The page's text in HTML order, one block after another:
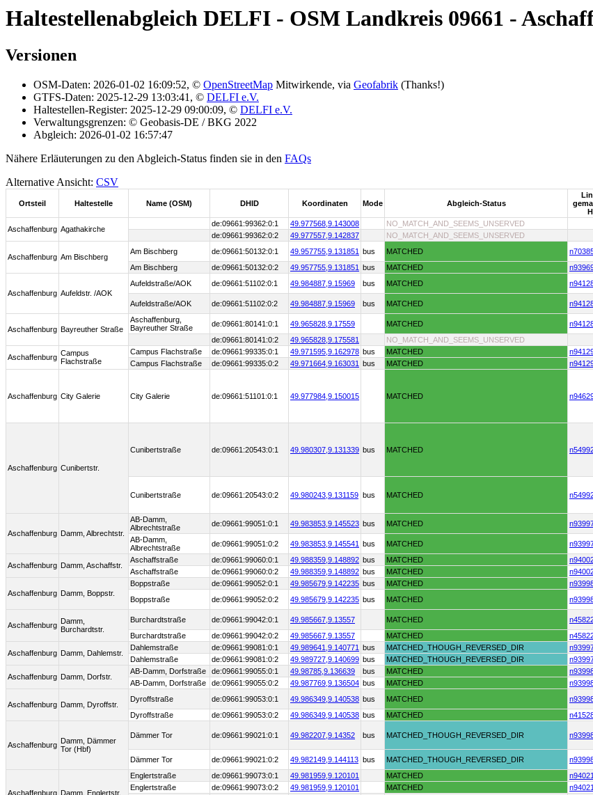
Haltestellenabgleich DELFI - OSM Landkreis 09661 -
Versionen
OSM-Daten: 2026-01-02 16:09:52, © OpenStreetMap Mitwirkende, via Geofabrik (Thanks!)
GTFS-Daten: 2025-12-29 13:03:41, © DELFI e.V.
Haltestellen-Register: 2025-12-29 09:00:09, © DELFI e.V.
Verwaltungsgrenzen: © Geobasis-DE / BKG 2022
Abgleich: 2026-01-02 16:57:47
Nähere Erläuterungen zu den Abgleich-Status finden sie in den FAQs
Alternative Ansicht: CSV
Ortsteil Haltestelle Name (OSM) DHID Koordinaten Mode Abgleich-Status
Aschaffenburg Agathakirche
de:09661:99362:0:1 49.977568, 9.143008
NO_MATCH_AND_SEEMS_UNSERVED
de:09661:99362:0:2
49.977557, 9.142837 NO_MATCH_AND_SEEMS_UNSERVED
Aschaffenburg Am Bischberg
Am Bischberg de:09661:50132:0:1 49.957755, 9.131851 bus MATCHED
Am Bischberg
de:09661:50132:0:2 49.957755, 9.131851 bus MATCHED
Aschaffenburg Aufeldstr. /AOK
Aufeldstraße/AOK de:09661:51102:0:1 49.984887, 9.15969 bus MATCHED
Aufeldstraße/AOK de:09661:51102:0:2 49.984887, 9.15969 bus MATCHED
Aschaffenburg Bayreuther Straße
Aschaffenburg,
Bayreuther Straße
de:09661:80141:0:1 49.965828, 9.17559 MATCHED
de:09661:80141:0:2
49.965828, 9.175581 NO_MATCH_AND_SEEMS_UNSERVED
Aschaffenburg Campus
Flachstraße
Campus Flachstraße de:09661:99335:0:1 49.971595, 9.162978 bus MATCHED
Campus Flachstraße
de:09661:99335:0:2 49.971664, 9.163031 bus MATCHED
Aschaffenburg City Galerie City Galerie de:09661:51101:0:1 49.977984, 9.150015 MATCHED
Aschaffenburg Cunibertstr.
Cunibertstraße de:09661:20543:0:1 49.980307, 9.131339 bus MATCHED
Cunibertstraße de:09661:20543:0:2 49.980243, 9.131159 bus MATCHED
Aschaffenburg Damm, Albrechtstr.
AB-Damm,
Albrechtstraße
de:09661:99051:0:1 49.983853, 9.145523 bus MATCHED
AB-Damm,
Albrechtstraße
de:09661:99051:0:2 49.983853, 9.145541 bus MATCHED
Aschaffenburg Damm, Aschaffstr.
Aschaffstraße de:09661:99060:0:1 49.988359, 9.148892 bus MATCHED
Aschaffstraße
de:09661:99060:0:2 49.988359, 9.148892 bus MATCHED
Aschaffenburg Damm, Boppstr.
Boppstraße de:09661:99052:0:1 49.985679, 9.142235 bus MATCHED
Boppstraße
de:09661:99052:0:2 49.985679, 9.142235 bus MATCHED
Aschaffenburg Damm,
Burchardtstr.
Burchardtstraße de:09661:99042:0:1 49.985667, 9.13557 MATCHED
Burchardtstraße
de:09661:99042:0:2 49.985667, 9.13557 MATCHED
Aschaffenburg Damm, Dahlemstr.
Dahlemstraße de:09661:99081:0:1 49.989641, 9.140771 bus MATCHED_THOUGH_REVERSED_DIR
Dahlemstraße
de:09661:99081:0:2 49.989727, 9.140699 bus MATCHED_THOUGH_REVERSED_DIR
Aschaffenburg Damm, Dorfstr.
AB-Damm, Dorfstraße de:09661:99055:0:1 49.98785, 9.136639 bus MATCHED
AB-Damm, Dorfstraße
de:09661:99055:0:2 49.987769, 9.136504 bus MATCHED
Aschaffenburg Damm, Dyroffstr.
Dyroffstraße de:09661:99053:0:1 49.986349, 9.140538 bus MATCHED
Dyroffstraße
de:09661:99053:0:2 49.986349, 9.140538 bus MATCHED
Aschaffenburg Damm, Dämmer
Tor (Hbf)
Dämmer Tor de:09661:99021:0:1 49.982207, 9.14352 bus MATCHED_THOUGH_REVERSED_DIR
Dämmer Tor de:09661:99021:0:2 49.982149, 9.144113 bus MATCHED_THOUGH_REVERSED_DIR
Aschaffenburg Damm, Englertstr.
Englertstraße de:09661:99073:0:1 49.981959, 9.120101 MATCHED
Englertstraße
de:09661:99073:0:2 49.981959, 9.120101 MATCHED